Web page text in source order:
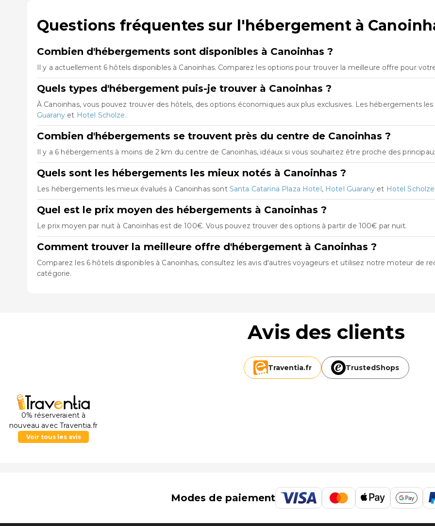
Questions fréquentes sur l'hébergement à
Combien d'hébergements sont disponibles à Canoinhas ?
Il y a actuellement 6 hôtels disponibles à Canoinhas. Comparez les options pour trouver la meilleure offre pour
Quels types d'hébergement puis-je trouver à Canoinhas ?
À Canoinhas, vous pouvez trouver des hôtels, des options économiques aux plus exclusives. Les hébergements
Guarany et Hotel Scholze.
Combien d'hébergements se trouvent près du centre de Canoinhas ?
Il y a 6 hébergements à moins de 2 km du centre de Canoinhas, idéaux si vous souhaitez être proche des
Quels sont les hébergements les mieux notés à Canoinhas ?
Les hébergements les mieux évalués à Canoinhas sont Santa Catarina Plaza Hotel, Hotel Guaranyet Hotel Scholze
Quel est le prix moyen des hébergements à Canoinhas ?
Le prix moyen par nuit à Canoinhas est de 100€. Vous pouvez trouver des options à partir de 100€ par nuit.
Comment trouver la meilleure offre d'hébergement à Canoinhas ?
Comparez les 6 hôtels disponibles à Canoinhas, consultez les avis d'autres voyageurs et utilisez notre moteur de
catégorie.
Avis des clients
Traventia.fr TrustedShops
0% réserveraient à
nouveau avec Traventia.fr
Voir tous les avis
Modes de paiement